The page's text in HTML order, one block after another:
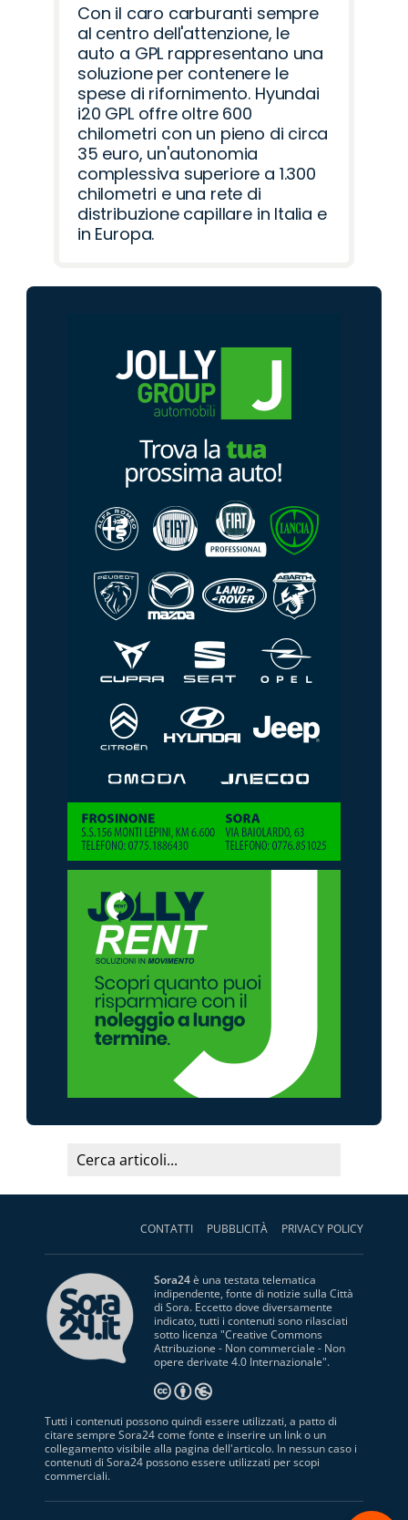
Con il caro carburanti sempre
al centro dell'attenzione, le
auto a GPL rappresentano una
soluzione per contenere le
spese di rifornimento. Hyundai
i20 GPL offre oltre 600
chilometri con un pieno di circa
35 euro, un'autonomia
complessiva superiore a 1.300
chilometri e una rete di
distribuzione capillare in Italia e
in Europa.
CONTATTI PUBBLICITÀ PRIVACY POLICY
Sora24è una testata telematica
indipendente, fonte di notizie sulla Città
di Sora. Eccetto dove diversamente
indicato, tutti i contenuti sono rilasciati
sotto licenza "Creative Commons
Attribuzione - Non commerciale - Non
opere derivate 4.0 Internazionale".
Tutti i contenuti possono quindi essere utilizzati, a patto di
citare sempre Sora24 come fonte e inserire un link o un
collegamento visibile alla pagina dell'articolo. In nessun caso i
contenuti di Sora24 possono essere utilizzati per scopi
commerciali.